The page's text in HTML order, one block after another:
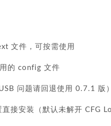
文件，可按需使用
的 config 文件
问题请回退使用 0.7.1 版）
接安装（默认未解开 CFG